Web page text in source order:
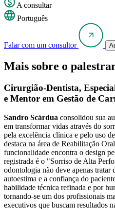
A consultar
Português
Falar com um consultor
Mais sobre o
Cirurgião-Dentista,
e Mentor em Gestão de
Sandro Scárdua consolidou sua
em transformar vidas através do
pela excelência clínica e pelo uso
destaca na área de Reabilitação
funcionalidade encontra o design
registrada é o "Sorriso de Alta
odontologia não deve apenas tratar
autoestima e a confiança do
habilidade técnica refinada e por
tornando-se um dos profissionais
executivos que buscam resultados